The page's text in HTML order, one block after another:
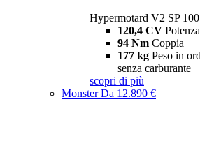
Hypermotard V2 SP 100
120,4 CV Potenza
94 Nm Coppia
177 kg Peso in
senza carburante
scopri di più
MonsterDa 12.890 €